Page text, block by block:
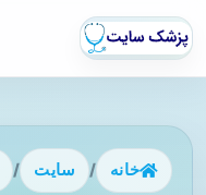
خانه / سایت /